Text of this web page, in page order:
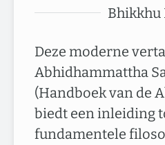
Bhikkhu
Deze moderne
Abhidhammattha
(Handboek van de
biedt een inleiding
fundamentele